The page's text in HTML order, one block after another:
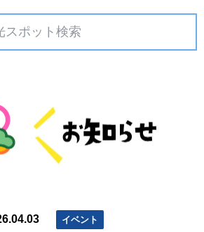
イベント